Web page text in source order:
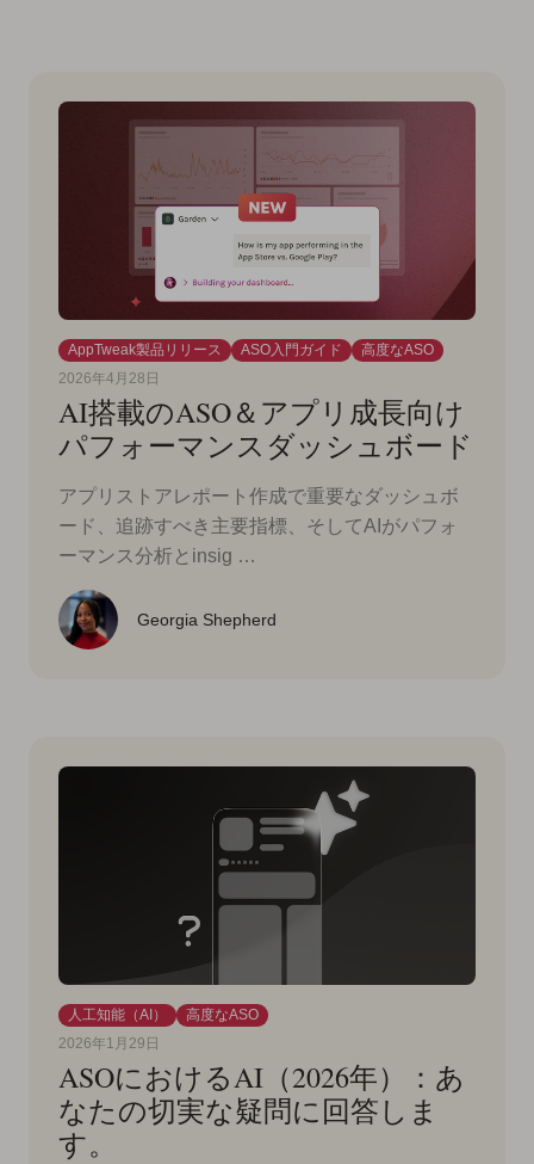
AppTweak製品リリース ASO入門ガイド
高度なASO
2026年4月28日
AI搭載のASO＆アプリ成長向け
パフォーマンスダッシュボード
アプリストアレポート作成で重要なダッシュボ
ード、追跡すべき主要指標、そしてAIがパフォ
ーマンス分析とinsig …
Georgia Shepherd
人工知能（AI）
高度なASO
2026年1月29日
ASOにおけるAI（2026年）：あ
なたの切実な疑問に回答しま
す。